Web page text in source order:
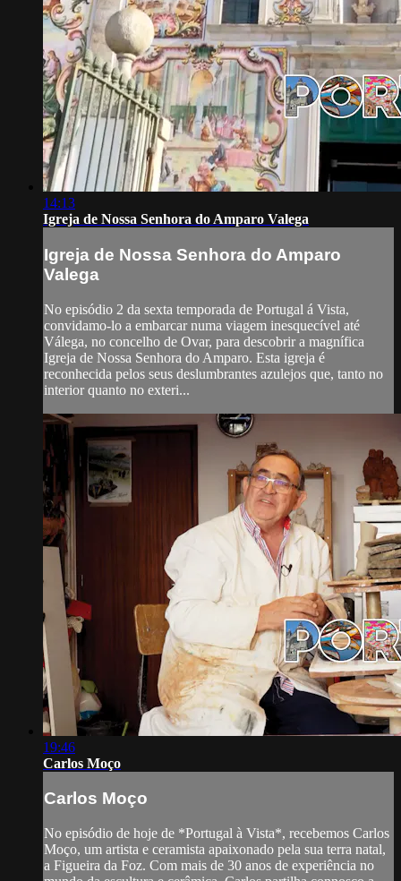
14:13
Igreja de Nossa Senhora do Amparo Valega
Igreja de Nossa Senhora do Amparo
Valega
No episódio 2 da sexta temporada de Portugal á Vista,
convidamo-lo a embarcar numa viagem inesquecível até
Válega, no concelho de Ovar, para descobrir a magnífica
Igreja de Nossa Senhora do Amparo. Esta igreja é
reconhecida pelos seus deslumbrantes azulejos que, tanto no
interior quanto no exteri...
19:46
Carlos Moço
Carlos Moço
No episódio de hoje de *Portugal à Vista*, recebemos Carlos
Moço, um artista e ceramista apaixonado pela sua terra natal,
a Figueira da Foz. Com mais de 30 anos de experiência no